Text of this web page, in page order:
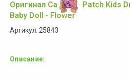
Оригинал Cabbage Patch Kids
Baby Doll - Flower
Артикул: 25843
Описание: